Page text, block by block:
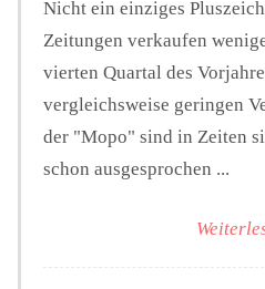
Nicht ein einziges
Zeitungen verkaufen
vierten Quartal des
vergleichsweise geringen
der "Mopo" sind in Zeiten
schon ausgesprochen ...